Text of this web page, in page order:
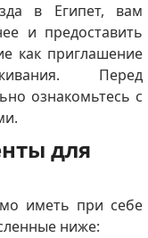
в Египет, вам
и предоставить
как приглашение
Перед
ознакомьтесь с
для
иметь при себе
ниже: